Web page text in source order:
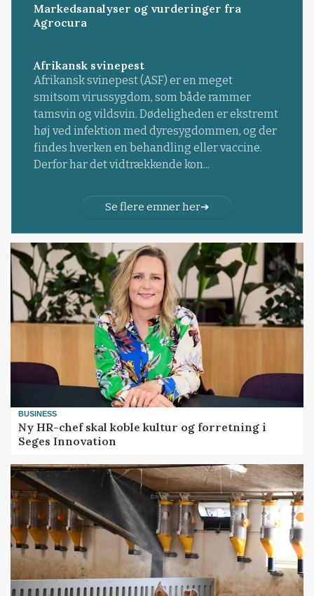
Markedsanalyser og vurderinger fra
Agrocura
Afrikansk svinepest
Afrikansk svinepest (ASF) er en meget
smitsom virussygdom, som både rammer
tamsvin og vildsvin. Dødeligheden er ekstremt
høj ved infektion med dyresygdommen, og der
findes hverken en behandling eller vaccine.
Derfor har det vidtrækkende kon...
Se flere emner her
BUSINESS
Ny HR-chef skal koble kultur og forretning i
Seges Innovation